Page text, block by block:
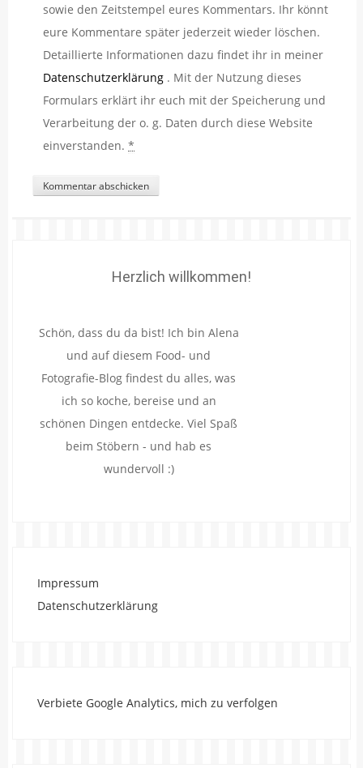
sowie den Zeitstempel eures Kommentars. Ihr könnt
eure Kommentare später jederzeit wieder löschen.
Detaillierte Informationen dazu findet ihr in meiner
Datenschutzerklärung . Mit der Nutzung dieses
Formulars erklärt ihr euch mit der Speicherung und
Verarbeitung der o. g. Daten durch diese Website
einverstanden. *
Herzlich willkommen!
Schön, dass du da bist! Ich bin Alena
und auf diesem Food- und
Fotografie-Blog findest du alles, was
ich so koche, bereise und an
schönen Dingen entdecke. Viel Spaß
beim Stöbern - und hab es
wundervoll :)
Impressum
Datenschutzerklärung
Verbiete Google Analytics, mich zu verfolgen